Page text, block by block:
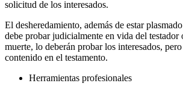
solicitud de los interesados.
El desheredamiento, además de estar
debe probar judicialmente en vida del testador
muerte, lo deberán probar los interesados,
contenido en el testamento.
Herramientas profesionales